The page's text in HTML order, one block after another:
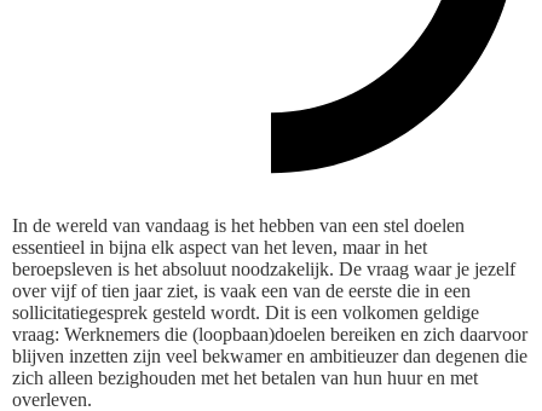
In de wereld van vandaag is het hebben van een stel doelen
essentieel in bijna elk aspect van het leven, maar in het
beroepsleven is het absoluut noodzakelijk. De vraag waar je jezelf
over vijf of tien jaar ziet, is vaak een van de eerste die in een
sollicitatiegesprek gesteld wordt. Dit is een volkomen geldige
vraag: Werknemers die (loopbaan)doelen bereiken en zich daarvoor
blijven inzetten zijn veel bekwamer en ambitieuzer dan degenen die
zich alleen bezighouden met het betalen van hun huur en met
overleven.